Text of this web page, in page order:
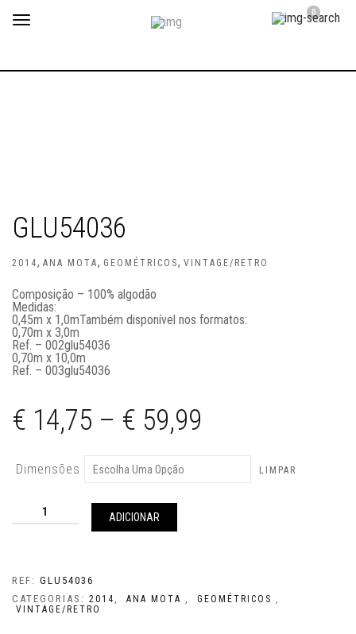
Toggle
0
GLU54036
2014, ANA MOTA, GEOMÉTRICOS, VINTAGE/RETRO
Composição – 100% algodão
Medidas:
0,45m x 1,0mTambém disponível nos formatos:
0,70m x 3,0m
Ref. – 002glu54036
0,70m x 10,0m
Ref. – 003glu54036
€ 14,75 – € 59,99
Dimensões LIMPAR
Quantidade
ADICIONAR
REF: GLU54036
CATEGORIAS: 2014, ANA MOTA , GEOMÉTRICOS ,
VINTAGE/RETRO